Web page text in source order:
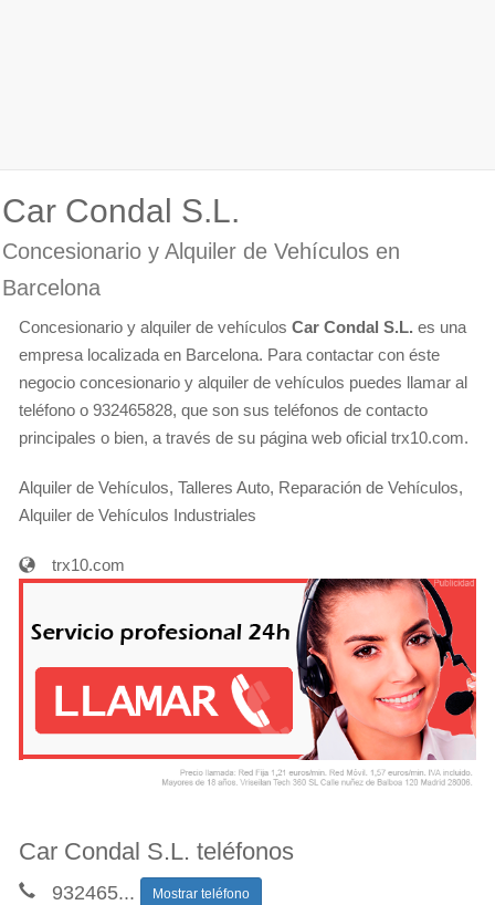
Car Condal S.L.
Concesionario y Alquiler de Vehículos en
Barcelona
Concesionario y alquiler de vehículos Car Condal S.L. es una
empresa localizada en Barcelona. Para contactar con éste
negocio concesionario y alquiler de vehículos puedes llamar al
teléfono o 932465828, que son sus teléfonos de contacto
principales o bien, a través de su página web oficial trx10.com.
Alquiler de Vehículos, Talleres Auto, Reparación de Vehículos,
Alquiler de Vehículos Industriales
trx10.com
Car Condal S.L. teléfonos
932465... Mostrar teléfono